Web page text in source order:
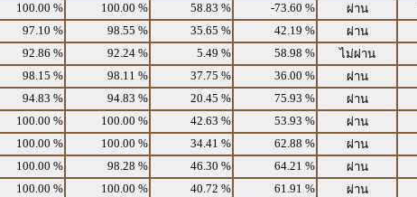
100.00 % 100.00 % 58.83 % -73.60 % ผ่าน
97.10 % 98.55 % 35.65 % 42.19 % ผ่าน
92.86 % 92.24 % 5.49 % 58.98 % ไม่ผ่าน
98.15 % 98.11 % 37.75 % 36.00 % ผ่าน
94.83 % 94.83 % 20.45 % 75.93 % ผ่าน
100.00 % 100.00 % 42.63 % 53.93 % ผ่าน
100.00 % 100.00 % 34.41 % 62.88 % ผ่าน
100.00 % 98.28 % 46.30 % 64.21 % ผ่าน
100.00 % 100.00 % 40.72 % 61.91 % ผ่าน